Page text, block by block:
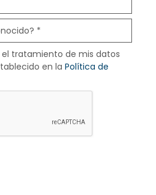
tratamiento de mis datos
en la Política de